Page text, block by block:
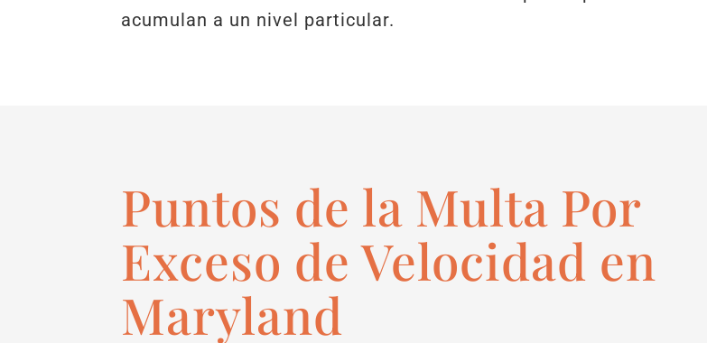
acumulan a un nivel particular.
Puntos de la Multa Por
Exceso de Velocidad en
Maryland